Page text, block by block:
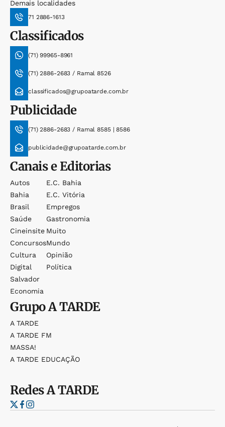
Demais localidades
71 2886-1613
Classificados
(71) 99965-8961
(71) 2886-2683 / Ramal 8526
classificados@grupoatarde.com.br
Publicidade
(71) 2886-2683 / Ramal 8585 | 8586
publicidade@grupoatarde.com.br
Canais e Editorias
Autos
Bahia
Brasil
Saúde
Cineinsite
Concursos
Cultura
Digital
Salvador
Economia
E.c. Bahia
E.c. Vitória
Empregos
Gastronomia
Muito
Mundo
Opinião
Política
GrupoA TARDE
A TARDE
A TARDE FM
MASSA!
A TARDE EDUCAÇÃO
RedesA TARDE